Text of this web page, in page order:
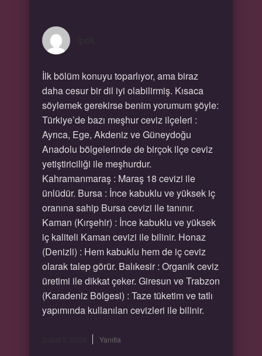
İlk bölüm konuyu toparlıyor, ama biraz
daha cesur bir dil iyi olabilirmiş. Kısaca
söylemek gerekirse benim yorumum şöyle:
Türkiye’de bazı meşhur ceviz ilçeleri :
Ayrıca, Ege, Akdeniz ve Güneydoğu
Anadolu bölgelerinde de birçok ilçe ceviz
yetiştiriciliği ile meşhurdur.
Kahramanmaraş : Maraş 18 cevizi ile
ünlüdür. Bursa : İnce kabuklu ve yüksek iç
oranına sahip Bursa cevizi ile tanınır.
Kaman (Kırşehir) : İnce kabuklu ve yüksek
iç kaliteli Kaman cevizi ile bilinir. Honaz
(Denizli) : Hem kabuklu hem de iç ceviz
olarak talep görür. Balıkesir : Organik ceviz
üretimi ile dikkat çeker. Giresun ve Trabzon
(Karadeniz Bölgesi) : Taze tüketim ve tatlı
yapımında kullanılan cevizleri ile bilinir.
Yanıtla